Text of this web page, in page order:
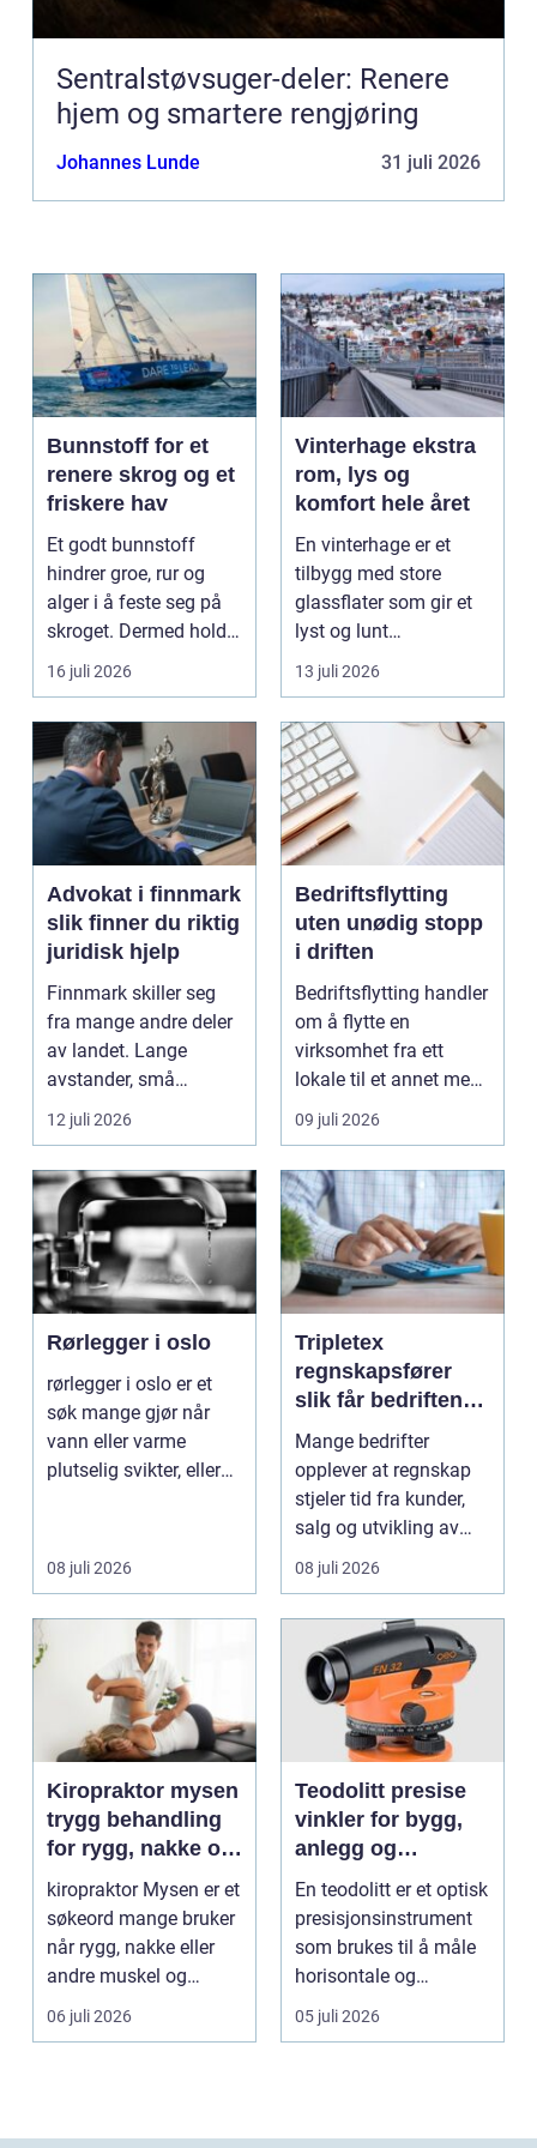
Sentralstøvsuger-deler: Renere
hjem og smartere rengjøring
Johannes Lunde 31 juli 2026
Bunnstoff for et
renere skrog og et
friskere hav
Et godt bunnstoff
hindrer groe, rur og
alger i å feste seg på
skroget. Dermed holder
båten bedre far...
16 juli 2026
Vinterhage ekstra
rom, lys og
komfort hele året
En vinterhage er et
tilbygg med store
glassflater som gir et
lyst og lunt
oppholdsrom nær
hagen, ogs...
13 juli 2026
Advokat i finnmark
slik finner du riktig
juridisk hjelp
Finnmark skiller seg
fra mange andre deler
av landet. Lange
avstander, små
lokalsamfunn, sterk
tilkn...
12 juli 2026
Bedriftsflytting
uten unødig stopp
i driften
Bedriftsflytting handler
om å flytte en
virksomhet fra ett
lokale til et annet med
minst mulig...
09 juli 2026
Rørlegger i oslo
rørlegger i oslo er et
søk mange gjør når
vann eller varme
plutselig svikter, eller
08 juli 2026
Tripletex
regnskapsfører
slik får bedriften
mer ut av
regnskapet
Mange bedrifter
opplever at regnskap
stjeler tid fra kunder,
salg og utvikling av
virksomheten. Samt...
08 juli 2026
Kiropraktor mysen
trygg behandling
for rygg, nakke og
ledd
kiropraktor Mysen er et
søkeord mange bruker
når rygg, nakke eller
andre muskel og
leddplager begynn...
06 juli 2026
Teodolitt presise
vinkler for bygg,
anlegg og
kartlegging
En teodolitt er et optisk
presisjonsinstrument
som brukes til å måle
horisontale og
vertikale vinkle...
05 juli 2026